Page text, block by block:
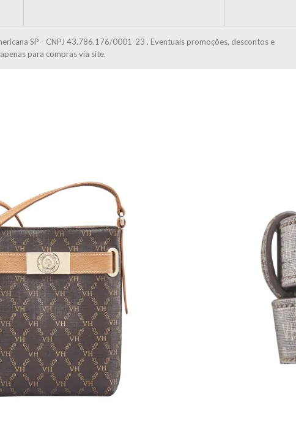
SP - CNPJ 43.786.176/0001-23 . Eventuais promoções, descontos e
para compras via site.